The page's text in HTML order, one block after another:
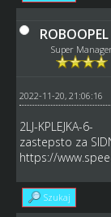
ROBOOPEL
Super
2022-11-20, 21:06:16
2LJ-KPLEJKA-6-
zastepsto za
https://
Szukaj